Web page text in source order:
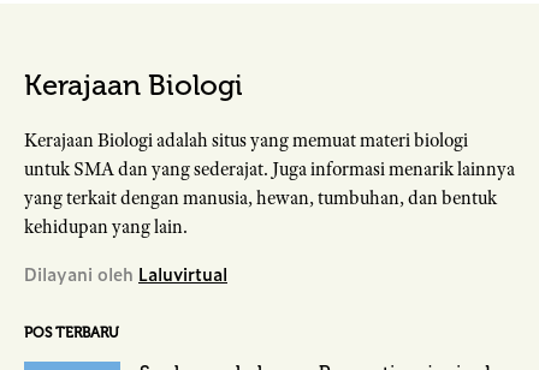
Kerajaan Biologi
Kerajaan Biologi adalah situs yang memuat materi biologi
untuk SMA dan yang sederajat. Juga informasi menarik lainnya
yang terkait dengan manusia, hewan, tumbuhan, dan bentuk
kehidupan yang lain.
Dilayani oleh Laluvirtual
POS TERBARU